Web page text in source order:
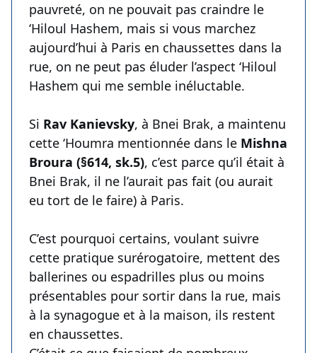
pauvreté, on ne pouvait pas craindre le
‘Hiloul Hashem, mais si vous marchez
aujourd’hui à Paris en chaussettes dans la
rue, on ne peut pas éluder l’aspect ‘Hiloul
Hashem qui me semble inéluctable.
Si Rav Kanievsky, à Bnei Brak, a maintenu
cette ‘Houmra mentionnée dans le Mishna
Broura (§614, sk.5), c’est parce qu’il était à
Bnei Brak, il ne l’aurait pas fait (ou aurait
eu tort de le faire) à Paris.
C’est pourquoi certains, voulant suivre
cette pratique surérogatoire, mettent des
ballerines ou espadrilles plus ou moins
présentables pour sortir dans la rue, mais
à la synagogue et à la maison, ils restent
en chaussettes.